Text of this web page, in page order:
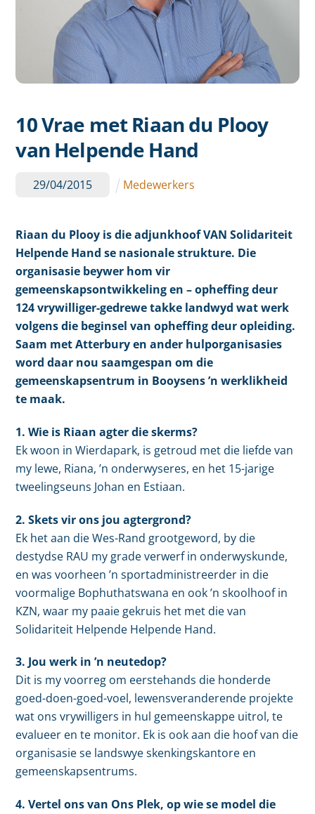
10 Vrae met Riaan du Plooy
van Helpende Hand
29/04/2015 Medewerkers
Riaan du Plooy is die adjunkhoof VAN Solidariteit
Helpende Hand se nasionale strukture. Die
organisasie beywer hom vir
gemeenskapsontwikkeling en – opheffing deur
124 vrywilliger-gedrewe takke landwyd wat werk
volgens die beginsel van opheffing deur opleiding.
Saam met Atterbury en ander hulporganisasies
word daar nou saamgespan om die
gemeenskapsentrum in Booysens ’n werklikheid
te maak.
1. Wie is Riaan agter die skerms?
Ek woon in Wierdapark, is getroud met die liefde van
my lewe, Riana, ’n onderwyseres, en het 15-jarige
tweelingseuns Johan en Estiaan.
2. Skets vir ons jou agtergrond?
Ek het aan die Wes-Rand grootgeword, by die
destydse RAU my grade verwerf in onderwyskunde,
en was voorheen ’n sportadministreerder in die
voormalige Bophuthatswana en ook ’n skoolhoof in
KZN, waar my paaie gekruis het met die van
Solidariteit Helpende Helpende Hand.
3. Jou werk in ’n neutedop?
Dit is my voorreg om eerstehands die honderde
goed-doen-goed-voel, lewensveranderende projekte
wat ons vrywilligers in hul gemeenskappe uitrol, te
evalueer en te monitor. Ek is ook aan die hoof van die
organisasie se landswye skenkingskantore en
gemeenskapsentrums.
4. Vertel ons van Ons Plek, op wie se model die